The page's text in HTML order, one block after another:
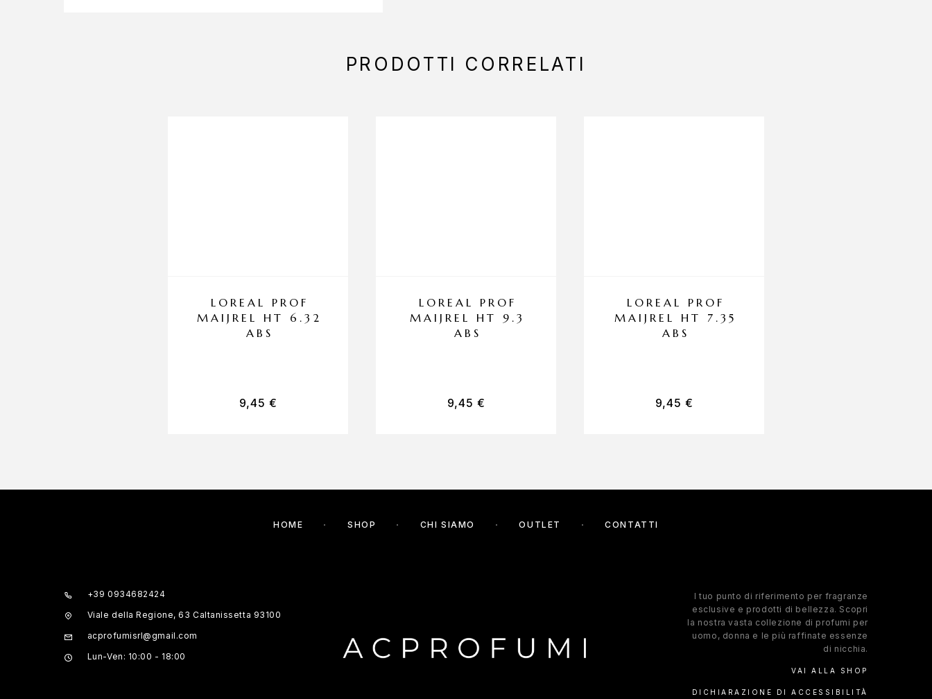
PRODOTTI CORRELATI
LOREAL PROF
MAIJREL HT 6.32
ABS
9,45 €
LOREAL PROF
MAIJREL HT 9.3
ABS
9,45 €
LOREAL PROF
MAIJREL HT 7.35
ABS
9,45 €
HOME SHOP CHI SIAMO OUTLET CONTATTI
+39 0934682424
Viale della Regione, 63 Caltanissetta 93100
acprofumisrl@gmail.com
Lun-Ven: 10:00 - 18:00
l tuo punto di riferimento per fragranze
esclusive e prodotti di bellezza. Scopri
la nostra vasta collezione di profumi per
uomo, donna e le più raffinate essenze
di nicchia.
VAI ALLA SHOP
DICHIARAZIONE DI ACCESSIBILITÀ